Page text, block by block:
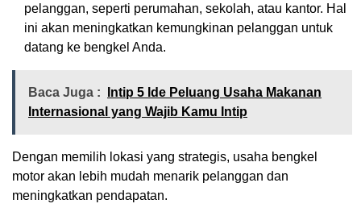
pelanggan, seperti perumahan, sekolah, atau kantor. Hal
ini akan meningkatkan kemungkinan pelanggan untuk
datang ke bengkel Anda.
Baca Juga :
Intip 5 Ide Peluang Usaha Makanan
Internasional yang Wajib Kamu Intip
Dengan memilih lokasi yang strategis, usaha bengkel
motor akan lebih mudah menarik pelanggan dan
meningkatkan pendapatan.